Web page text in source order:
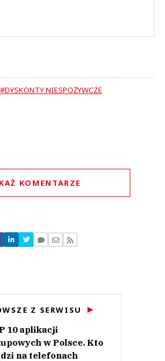
#DYSKONTY NIESPOŻYWCZE
KOMENTARZE
znaleziono komentarzy
swoje komentarze
Z SERWISU
10 aplikacji
w Polsce. Kto
na telefonach